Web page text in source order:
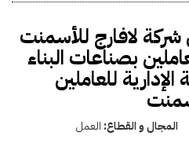
لافارج للأسمنت
بصناعات البناء
للعاملين
المجال و القطاع: العمل